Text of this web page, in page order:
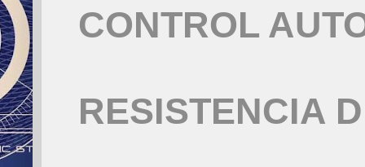
CONTROL
RESISTENCIA